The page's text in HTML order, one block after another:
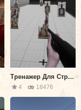
Тренажер Для Стрельбы
4 18476